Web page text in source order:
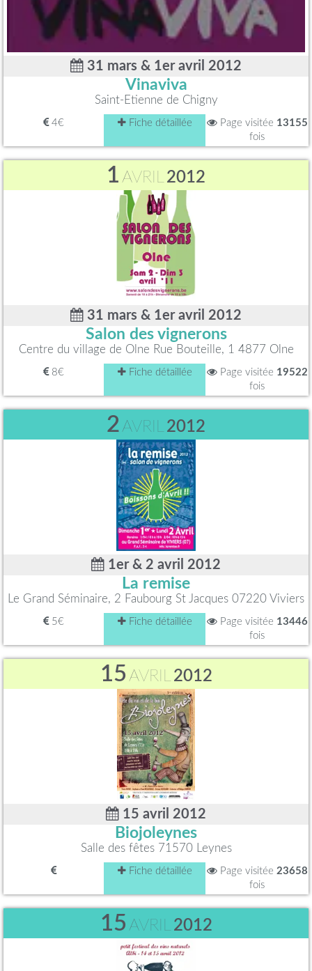
31 mars & 1er avril 2012
Vinaviva
Saint-Etienne de Chigny
4€ Fiche détaillée Page visitée 13155
fois
1 AVRIL2012
31 mars & 1er avril 2012
Salon des vignerons
Centre du village de Olne Rue Bouteille, 1 4877 Olne
8€ Fiche détaillée Page visitée 19522
fois
2AVRIL 2012
1er & 2 avril 2012
La remise
Le Grand Séminaire, 2 Faubourg St Jacques 07220 Viviers
5€ Fiche détaillée Page visitée 13446
fois
15 AVRIL2012
15 avril 2012
Biojoleynes
Salle des fêtes 71570 Leynes
Fiche détaillée Page visitée 23658
fois
15 AVRIL 2012